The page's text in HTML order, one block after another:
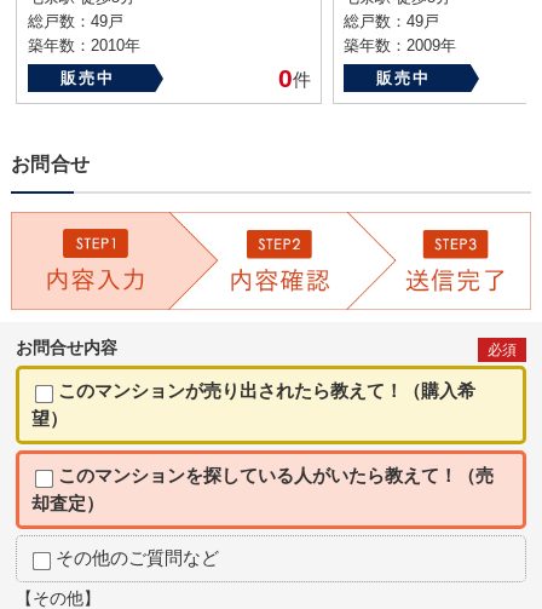
総戸数：49戸
築年数：2010年
販売中
0件
総戸数：49戸
築年数：2009年
販売中
お問合せ
お問合せ内容 必須
このマンションが売り出されたら教えて！（購入希
望）
このマンションを探している人がいたら教えて！（売
却査定）
その他のご質問など
【その他】